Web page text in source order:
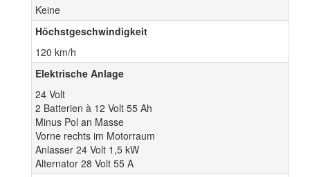
Keine
Höchstgeschwindigkeit
120 km/h
Elektrische Anlage
24 Volt
2 Batterien à 12 Volt 55 Ah
Minus Pol an Masse
Vorne rechts im Motorraum
Anlasser 24 Volt 1,5 kW
Alternator 28 Volt 55 A